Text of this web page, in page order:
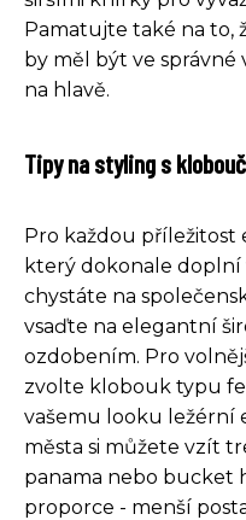
Pamatujte také na to,
by měl být ve správné
na hlavě.
Tipy na styling s
Pro každou příležitost
který dokonale doplní
chystáte na
vsaďte na elegantní
ozdobením. Pro
zvolte klobouk typu
vašemu looku ležérní
města si můžete vzít
panama nebo bucket
proporce - menší